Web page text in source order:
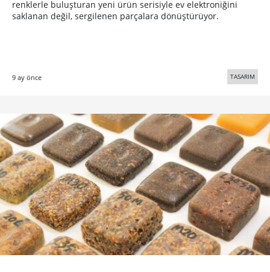
renklerle buluşturan yeni ürün serisiyle ev elektroniğini
saklanan değil, sergilenen parçalara dönüştürüyor.
9 ay önce TASARIM